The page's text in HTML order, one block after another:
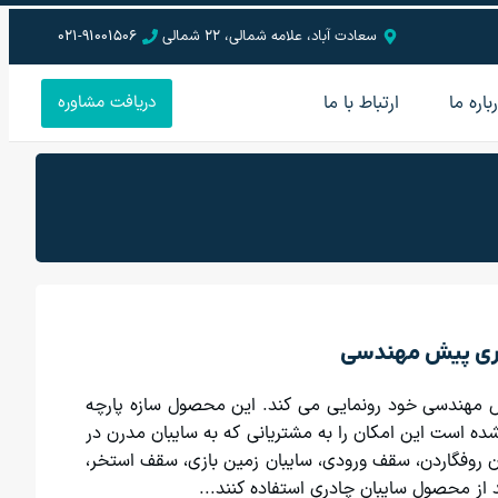
سعادت آباد، علامه شمالی، 22 شمالی 021-91001506
ما ارتباط با ما دریافت مشاوره
پیش مهندسی
مهندسی خود رونمایی می کند. این محصول سازه پارچه
شده است این امکان را به مشتریانی که به سایبان مدرن در
روفگاردن، سقف ورودی، سایبان زمین بازی، سقف استخر،
از محصول سایبان چادری استفاده کنند...